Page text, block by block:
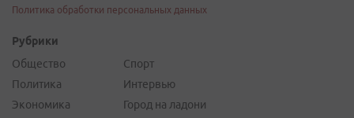
Политика обработки персональных данных
Рубрики
Общество
Политика
Экономика
Спорт
Интервью
Город на ладони